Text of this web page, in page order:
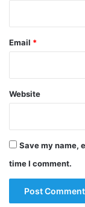
Email *
Website
Save my name,
time I comment.